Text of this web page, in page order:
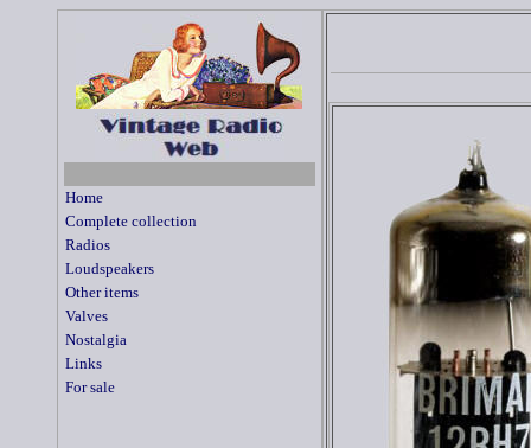
Home
Complete collection
Radios
Loudspeakers
Other items
Valves
Nostalgia
Links
For sale